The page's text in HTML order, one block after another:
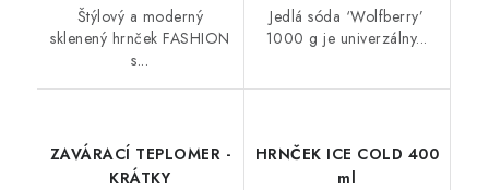
Štýlový a moderný
sklenený hrnček FASHION
s...
Jedlá sóda ‘Wolfberry’
1000 g je univerzálny...
ZAVÁRACÍ TEPLOMER -
KRÁTKY
HRNČEK ICE COLD 400
ml